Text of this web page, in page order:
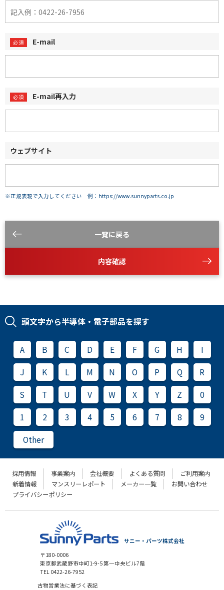
E-mail
E-mail再入力
ウェブサイト
※正規表現で入力してください 例：https://www.sunnyparts.co.jp
一覧に戻る
内容確認
頭文字から半導体・電子部品を探す
A B C D E F G H
I
J
K L M N O P Q
R
S
T U V W X Y Z
0
1
2 3 4 5 6 7 8
9
Other
採用情報 事業案内 会社概要 よくある質問
ご利用案内
新着情報
マンスリーレポート メーカー一覧
お問い合わせ
プライバシーポリシー
サニー・パーツ株式会社
〒180-0006
東京都武蔵野市中町1-9-5 第一中央ビル7階
TEL 0422-26-7952
古物営業法に基づく表記